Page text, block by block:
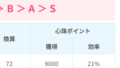
B ＞ A ＞ S
換算
心珠ポイント
獲得
効率
72 9000 21%